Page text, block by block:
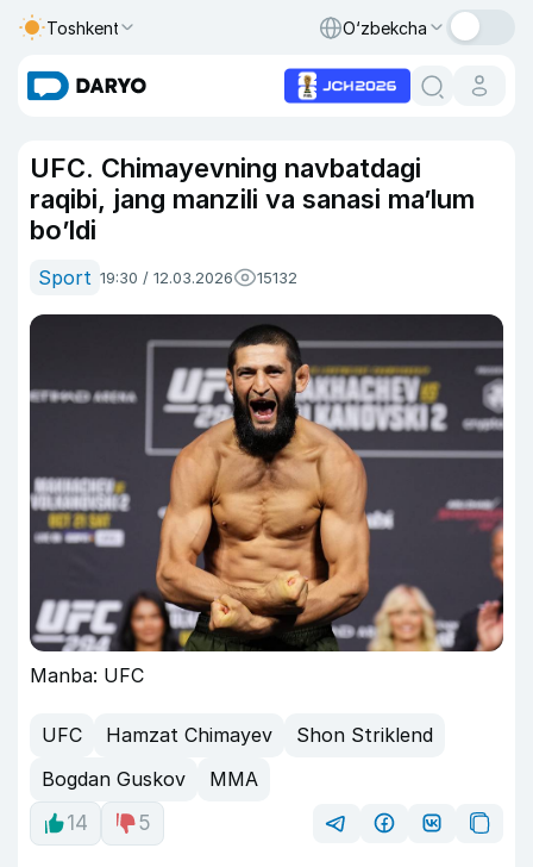
Toshkent O‘zbekcha
UFC. Chimayevning navbatdagi
raqibi, jang manzili va sanasi ma’lum
bo’ldi
Sport 19:30 / 12.03.2026 15132
Manba: UFC
UFC Hamzat Chimayev
Shon Striklend
Bogdan Guskov
MMA
14
5